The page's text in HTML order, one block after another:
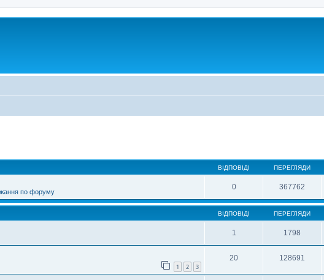
ВІДПОВІДІ ПЕРЕГЛЯДИ
по форуму
0 367762
ВІДПОВІДІ ПЕРЕГЛЯДИ
1 1798
1 2 3
20 128691